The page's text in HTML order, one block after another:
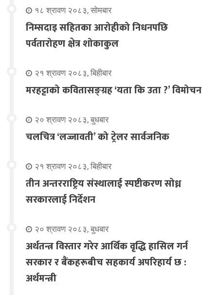
१८ श्रावण २०८३, सोमबार
निम्सदाइ सहितका आरोहीको निधनपछि
पर्वतारोहण क्षेत्र शोकाकुल
२१ श्रावण २०८३, बिहीबार
मरहट्टाको कवितासङ्ग्रह ‘यता कि उता ?’ विमोचन
२० श्रावण २०८३, बुधबार
चलचित्र ‘लज्जावती’ को ट्रेलर सार्वजनिक
२१ श्रावण २०८३, बिहीबार
तीन अन्तरराष्ट्रिय संस्थालाई स्पष्टीकरण सोध्न
सरकारलाई निर्देशन
२० श्रावण २०८३, बुधबार
अर्थतन्त्र विस्तार गरेर आर्थिक वृद्धि हासिल गर्न
सरकार र बैंकहरूबीच सहकार्य अपरिहार्य छ :
अर्थमन्त्री